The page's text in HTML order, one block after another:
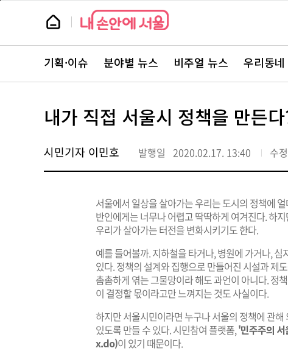
본
뉴
스
뉴
스
주
서
바
로
기획·이슈 분야별 뉴스 비주얼 뉴스 우리동네
내가 직접 서울시 정책을 만든
시민기자 이민호 발행일 2020.02.17. 13:40 수
서울에서 일상을 살아가는 우리는 도시의 정책에
반인에게는 너무나 어렵고 딱딱하게 여겨진다. 하
우리가 살아가는 터전을 변화시키기도 한다.
예를 들어볼까. 지하철을 타거나, 병원에 가거나,
있다. 정책의 설계와 집행으로 만들어진 시설과 제
촘촘하게 엮는 그물망이라 해도 과언이 아니다. 정
이 결정할 몫이라고만 느껴지는 것도 사실이다.
하지만 서울시민이라면 누구나 서울의 정책에 관
있도록 만들 수 있다. 시민참여 플랫폼,'민주주의
x.do)이 있기 때문이다.
페